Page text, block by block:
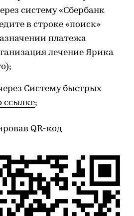
систему «Сбербанк
в строке «поиск»
платежа
лечение Ярика
Систему быстрых
ссылке;
QR-код